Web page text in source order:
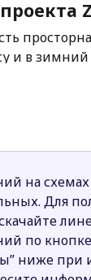
и в зимний
в
и
три
на
на схемах
Для
по кнопке
ниже при